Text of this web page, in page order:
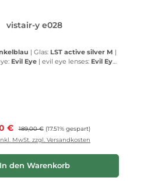
vistair-y e028
| Glas: LST active silver M |
Evil Eye | evil eye lenses: Evil Eye
€ Regulärer Preis:
189,00 € (17.51% gespart)
MwSt. zzgl. Versandkosten
In den Warenkorb